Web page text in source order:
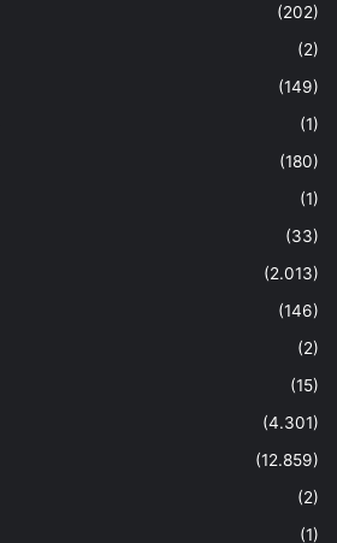
(202)
(2)
(149)
(1)
(180)
(1)
(33)
(2.013)
(146)
(2)
(15)
(4.301)
(12.859)
(2)
(1)